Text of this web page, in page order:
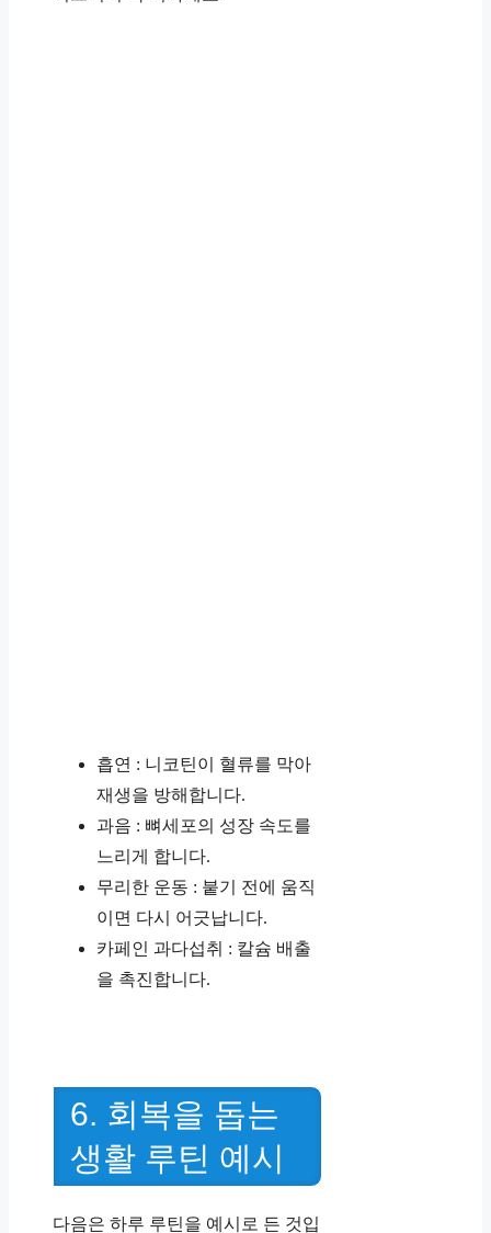
흡연 : 니코틴이 혈류를 막아
재생을 방해합니다.
과음 : 뼈세포의 성장 속도를
느리게 합니다.
무리한 운동 : 붙기 전에 움직
이면 다시 어긋납니다.
카페인 과다섭취 : 칼슘 배출
을 촉진합니다.
6. 회복을 돕는
생활 루틴 예시
다음은 하루 루틴을 예시로 든 것입